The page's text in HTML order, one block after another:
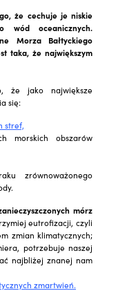
że cechuje je niskie
wód oceanicznych.
Morza Bałtyckiego
taka, że największym
że jako największe
się:
stref,
morskich obszarów
zrównoważonego
mórz
eutrofizacji, czyli
zmian klimatycznych;
potrzebuje naszej
najbliżej znanej nam
zmartwień.